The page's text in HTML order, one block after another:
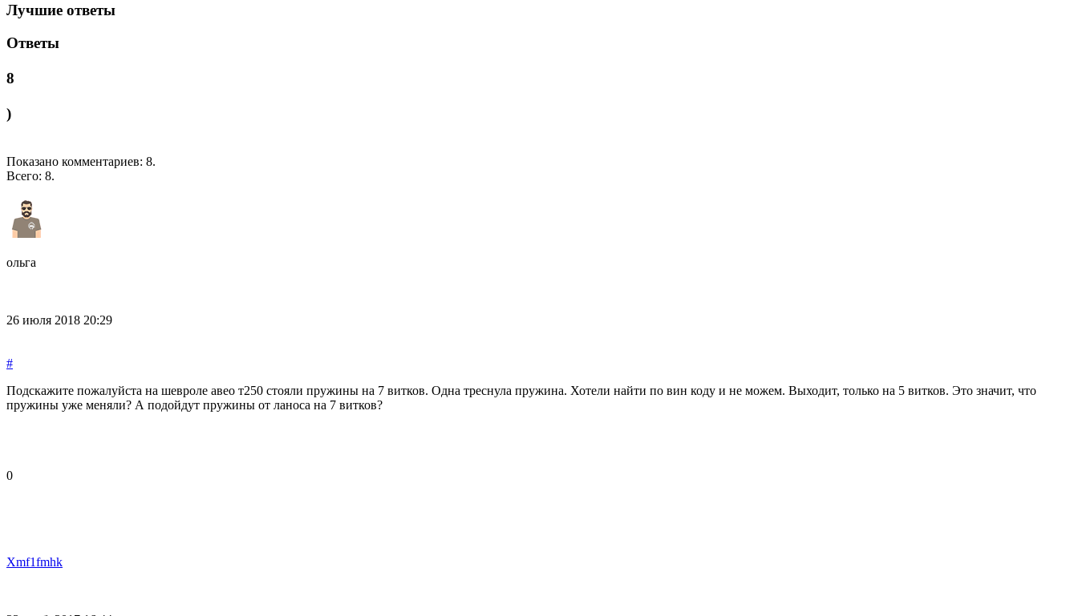
Лучшие ответы
Ответы
8
)
Показано комментариев: 8.
Всего: 8.
ольга
26 июля 2018 20:29
#
Подскажите пожалуйста на шевроле авео т250 стояли пружины на 7 витков. Одна треснула пружина. Хотели найти по вин коду и не можем. Выходит, только на 5 витков. Это значит, что
пружины уже меняли? А подойдут пружины от ланоса на 7 витков?
0
Xmf1fmhk